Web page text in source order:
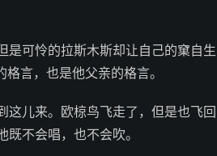
可怜的拉斯木斯却让自己的窠自生
言，也是他父亲的格言。
来。欧椋鸟飞走了，但是也飞回
不会唱，也不会吹。